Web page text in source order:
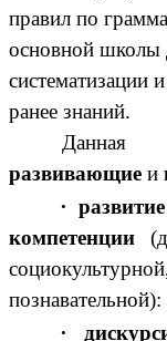
правил по
основной школы
систематизации
ранее знаний.
Данная
развивающие и
∙ развитие
компетенции
познавательной):
∙